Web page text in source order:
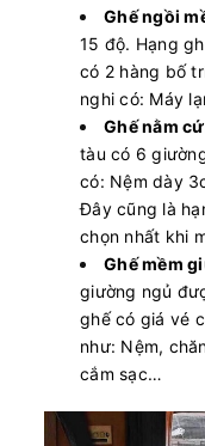
Ghế ngồi
15 độ. Hạng
có 2 hàng bố
nghi có: Máy
Ghế nằm
tàu có 6
có: Nệm dày
Đây cũng là
chọn nhất khi
Ghế mềm
giường ngủ
ghế có giá vé
như: Nệm,
cắm sạc…